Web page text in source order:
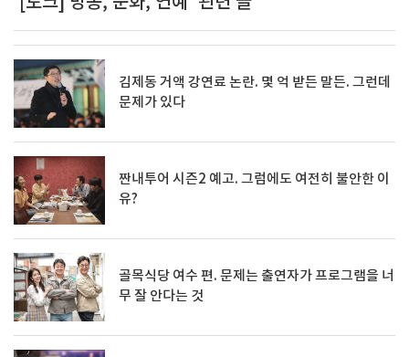
김제동 거액 강연료 논란. 몇 억 받든 말든. 그런데
문제가 있다
짠내투어 시즌2 예고. 그럼에도 여전히 불안한 이
유?
골목식당 여수 편. 문제는 출연자가 프로그램을 너
무 잘 안다는 것